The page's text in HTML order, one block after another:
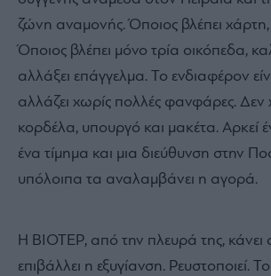
ζώνη αναμονής. Όποιος βλέπει χάρτη,
Όποιος βλέπει μόνο τρία οικόπεδα,
αλλάξει επάγγελμα. Το ενδιαφέρον
αλλάζει χωρίς πολλές φανφάρες. Δεν
κορδέλα, υπουργό και μακέτα. Αρκεί
ένα τίμημα και μια διεύθυνση στην
υπόλοιπα τα αναλαμβάνει η αγορά.
Η ΒΙΟΤΕΡ, από την πλευρά της, κάνει
επιβάλλει η εξυγίανση. Ρευστοποιεί.